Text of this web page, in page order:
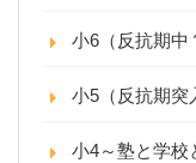
小6（反抗期中
小5（反抗期突
小4～塾と学校